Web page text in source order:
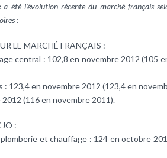
été l'évolution récente du marché français
:
LE MARCHÉ FRANÇAIS :
central : 102,8 en novembre 2012 (105
123,4 en novembre 2012 (123,4 en
(116 en novembre 2011).
:
et chauffage : 124 en octobre